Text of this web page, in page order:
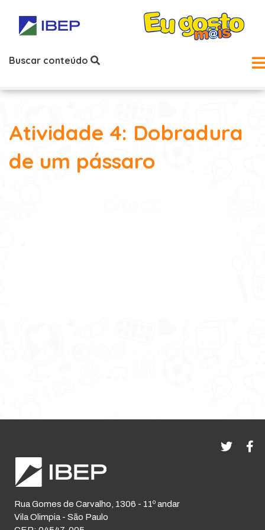
Buscar conteúdo
Atividade 4: Dobradura
de um pássaro
Rua Gomes de Carvalho, 1306 - 11º andar
Vila Olimpia - São Paulo